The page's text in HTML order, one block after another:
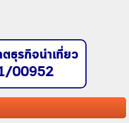
ธุรกิจนำเที่ยว
00952